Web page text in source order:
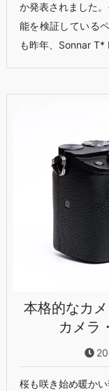
か発表されました
能を検証している
も昨年、Sonnar
本格的なカ
カメラ
桜も咲き始め暖か